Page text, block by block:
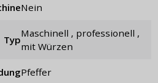
Nein
Typ
maschinell , professionell ,
mit Würzen
Pfeffer